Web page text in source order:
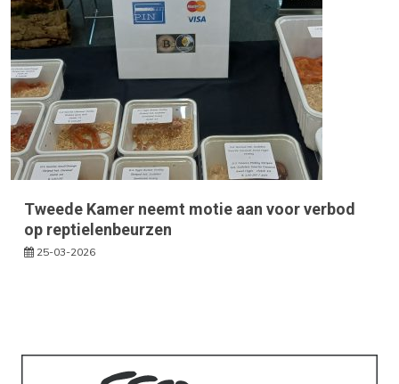
Tweede Kamer neemt motie aan voor verbod
op reptielenbeurzen
25-03-2026